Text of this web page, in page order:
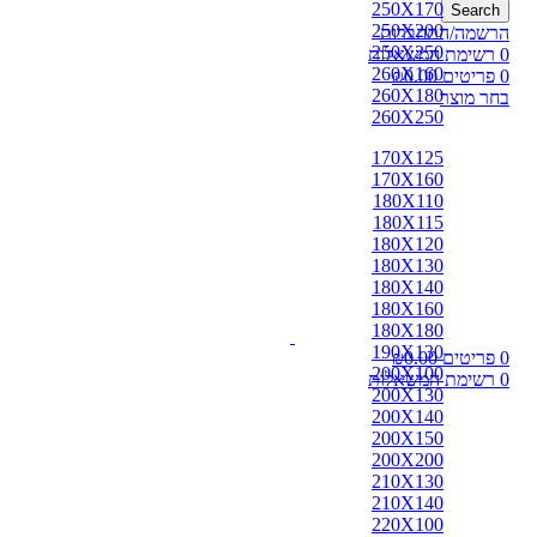
Search
הרשמה/התחברות
0 רשימת המשאלות
0 פריטים ₪0.00
בחר מוצר
0 פריטים ₪0.00
0 רשימת המשאלות
250X170
250X200
250X250
260X160
260X180
260X250
170X125
170X160
180X110
180X115
180X120
180X130
180X140
180X160
180X180
190X130
200X100
200X130
200X140
200X150
200X200
210X130
210X140
220X100